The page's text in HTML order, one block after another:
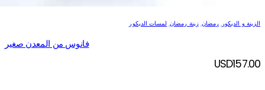
الزينة و الديكور , رمضان,زينة رمضان, لمسات الديكور
فانوس من المعدن صغير
USD157.00